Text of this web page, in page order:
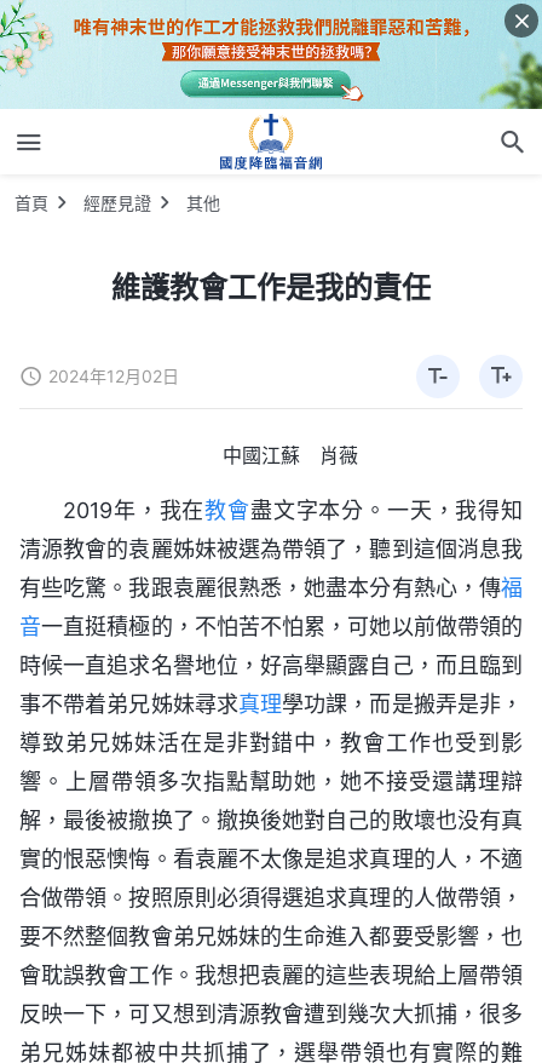
首頁 經歷見證 其他
維護教會工作是我的責任
2024年12月02日
中國江蘇 肖薇
2019年，我在教會盡文字本分。一天，我得知
清源教會的袁麗姊妹被選為帶領了，聽到這個消息我
有些吃驚。我跟袁麗很熟悉，她盡本分有熱心，傳福
音一直挺積極的，不怕苦不怕累，可她以前做帶領的
時候一直追求名譽地位，好高舉顯露自己，而且臨到
事不帶着弟兄姊妹尋求真理學功課，而是搬弄是非，
導致弟兄姊妹活在是非對錯中，教會工作也受到影
響。上層帶領多次指點幫助她，她不接受還講理辯
解，最後被撤换了。撤换後她對自己的敗壞也没有真
實的恨惡懊悔。看袁麗不太像是追求真理的人，不適
合做帶領。按照原則必須得選追求真理的人做帶領，
要不然整個教會弟兄姊妹的生命進入都要受影響，也
會耽誤教會工作。我想把袁麗的這些表現給上層帶領
反映一下，可又想到清源教會遭到幾次大抓捕，很多
弟兄姊妹都被中共抓捕了，選舉帶領也有實際的難